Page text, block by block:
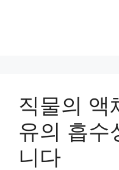
직물의 액
유의 흡수
니다